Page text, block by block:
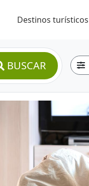
Destinos turísticos
BUSCAR